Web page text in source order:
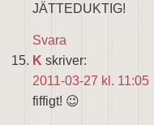
JÄTTEDUKTIG!
Svara
K skriver:
2011-03-27 kl. 11:05
fiffigt! 😉